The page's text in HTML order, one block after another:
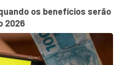
os benefícios serão
2026